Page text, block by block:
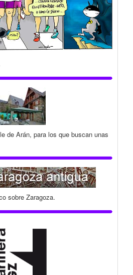
de Arán, para los que buscan unas
sobre Zaragoza.